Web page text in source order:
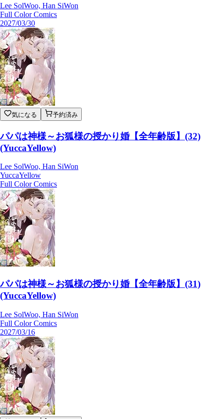
Lee SolWoo, Han SiWon
Full Color Comics
2027/03/30
気になる 予約済み
パパは神様～お狐様の授かり婚【全年齢版】(32)
(YuccaYellow)
Lee SolWoo, Han SiWon
YuccaYellow
Full Color Comics
パパは神様～お狐様の授かり婚【全年齢版】(31)
(YuccaYellow)
Lee SolWoo, Han SiWon
Full Color Comics
2027/03/16